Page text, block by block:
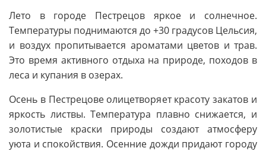
Лето в городе Пестрецов яркое и солнечное.
Температуры поднимаются до +30 градусов Цельсия,
и воздух пропитывается ароматами цветов и трав.
Это время активного отдыха на природе, походов в
леса и купания в озерах.
Осень в Пестрецове олицетворяет красоту закатов и
яркость листвы. Температура плавно снижается, и
золотистые краски природы создают атмосферу
уюта и спокойствия. Осенние дожди придают городу